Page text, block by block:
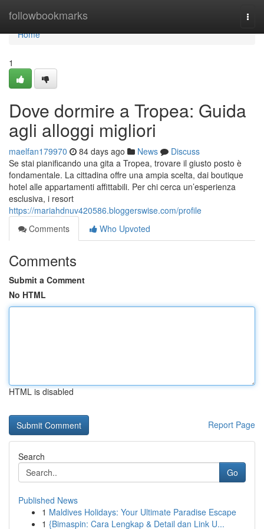
followbookmarks
Home
Home
1
Dove dormire a Tropea: Guida
agli alloggi migliori
maelfan179970 84 days ago News
Discuss
Se stai pianificando una gita a Tropea, trovare il giusto posto è
fondamentale. La cittadina offre una ampia scelta, dai boutique
hotel alle appartamenti affittabili. Per chi cerca un’esperienza
esclusiva, i resort
https://mariahdnuv420586.bloggerswise.com/profile
Comments
Who Upvoted
Comments
Submit a Comment
No HTML
HTML is disabled
Report Page
Search
Go
Published News
1 Maldives Holidays: Your Ultimate Paradise Escape
1 {Bimaspin: Cara Lengkap & Detail dan Link U...